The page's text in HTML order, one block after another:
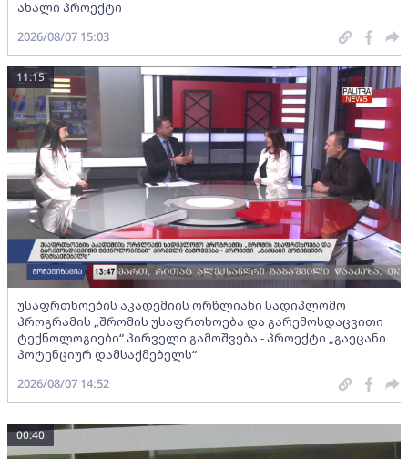
ახალი პროექტი
2026/08/07 15:03
უსაფრთხოების აკადემიის ორწლიანი სადიპლომო
პროგრამის „შრომის უსაფრთხოება და გარემოსდაცვითი
ტექნოლოგიები“ პირველი გამოშვება - პროექტი „გაეცანი
პოტენციურ დამსაქმებელს“
11:15
2026/08/07 14:52
00:40